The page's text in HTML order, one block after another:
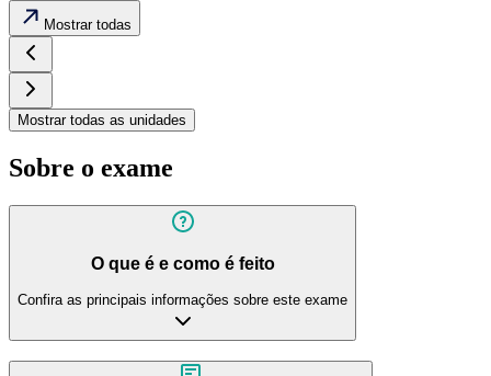
Mostrar todas
Mostrar todas as unidades
Sobre o exame
O que é e como é feito
Confira as principais informações sobre este exame